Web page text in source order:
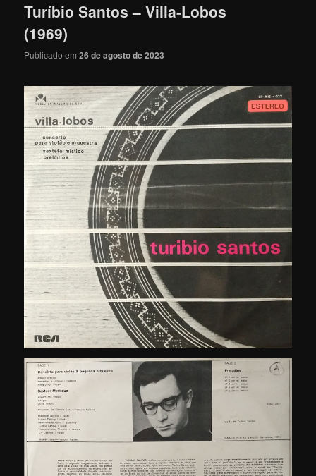
Turíbio Santos – Villa-Lobos
(1969)
Publicado em26 de agosto de 2023